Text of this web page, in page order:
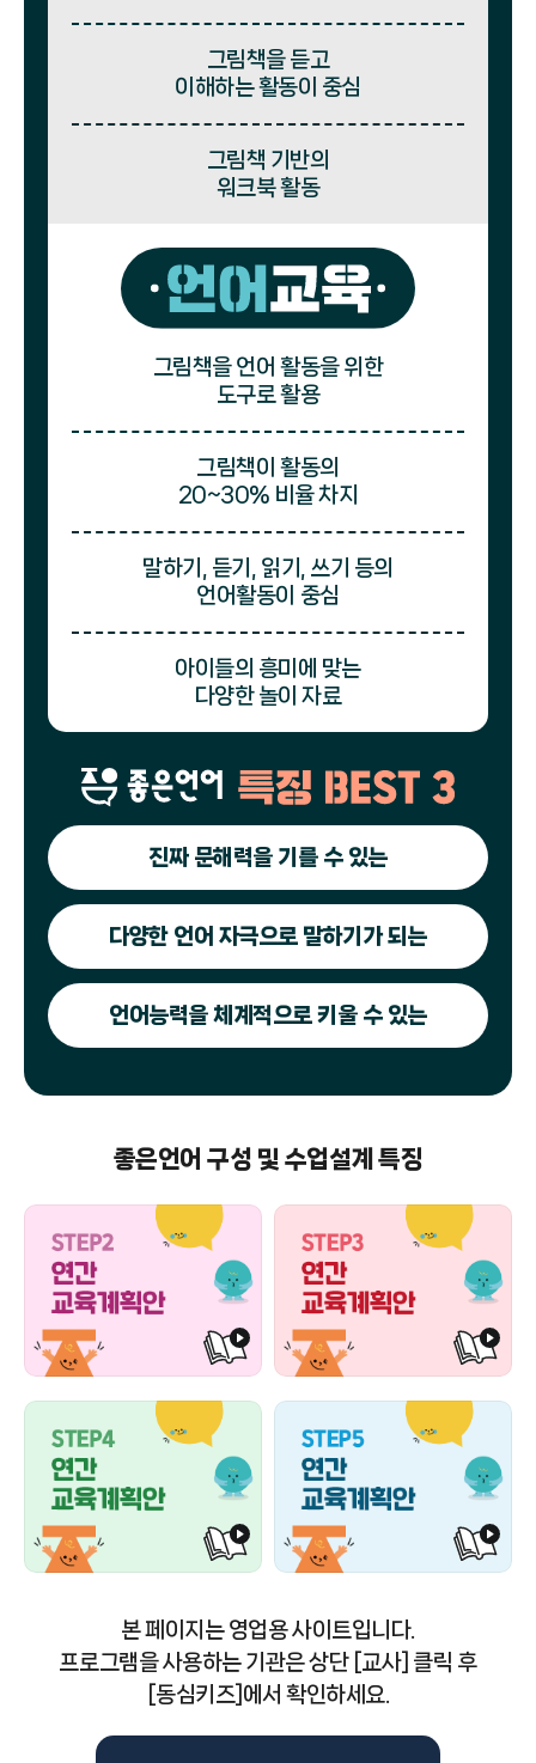
그림책을 듣고
이해하는 활동이 중심
그림책 기반의
워크북 활동
그림책을 언어 활동을 위한
도구로 활용
그림책이 활동의
20~30% 비율 차지
말하기, 듣기, 읽기, 쓰기 등의
언어활동이 중심
아이들의 흥미에 맞는
다양한 놀이 자료
진짜 문해력을 기를 수 있는
다양한 언어 자극으로 말하기가 되는
언어능력을 체계적으로 키울 수 있는
좋은언어 구성 및 수업설계 특징
본 페이지는 영업용 사이트입니다.
프로그램을 사용하는 기관은 상단 [교사] 클릭 후
[동심키즈]에서 확인하세요.